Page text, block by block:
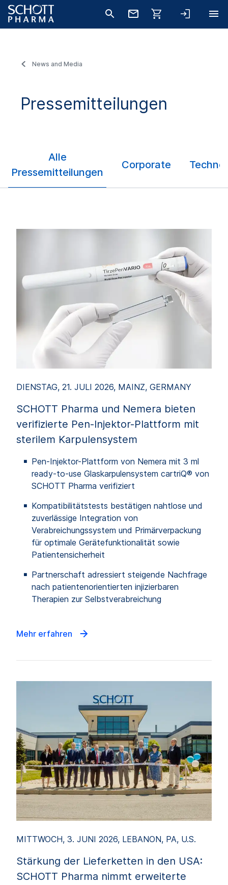
News and Media
Pressemitteilungen
Alle
Pressemitteilungen
Corporate
DIENSTAG, 21. JULI 2026, MAINZ, GERMANY
SCHOTT Pharma und Nemera bieten
verifizierte Pen‑Injektor-Plattform mit
sterilem Karpulensystem
Pen‑Injektor-Plattform von Nemera mit 3 ml
ready-to-use Glaskarpulensystem cartriQ® von
SCHOTT Pharma verifiziert
Kompatibilitätstests bestätigen nahtlose und
zuverlässige Integration von
Verabreichungssystem und Primärverpackung
für optimale Gerätefunktionalität sowie
Patientensicherheit
Partnerschaft adressiert steigende Nachfrage
nach patientenorientierten injizierbaren
Therapien zur Selbstverabreichung
Mehr erfahren
MITTWOCH, 3. JUNI 2026, LEBANON, PA, U.S.
Stärkung der Lieferketten in den USA:
SCHOTT Pharma nimmt erweiterte